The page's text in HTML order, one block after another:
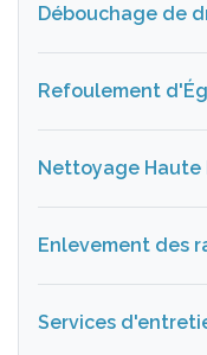
Débouchage de
Refoulement
Nettoyage Haute
Enlevement des
Services